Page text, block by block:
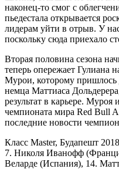
наконец-то смог с
пьедестала открывается
лидерам уйти в отрыв. У
поскольку сюда приехало
Вторая половина сезона
теперь опережает Гулиана
Мурои, которому пришлось
немца Маттиаса
результат в карьере.
чемпионата мира Red Bull
последние новости
Класс Master, Будапешт
7. Николя Иванофф
Веларде (Испания), 14.